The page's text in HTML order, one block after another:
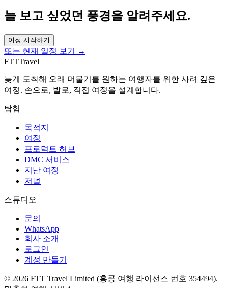
늘 보고 싶었던 풍경을 알려주세요.
여정 시작하기
또는 현재 일정 보기 →
FTTTravel
늦게 도착해 오래 머물기를 원하는 여행자를 위한 사려 깊은
여정. 손으로, 발로, 직접 여정을 설계합니다.
탐험
목적지
여정
프로덕트 허브
DMC 서비스
지난 여정
저널
스튜디오
문의
WhatsApp
회사 소개
로그인
계정 만들기
© 2026 FTT Travel Limited (홍콩 여행 라이선스 번호 354494).